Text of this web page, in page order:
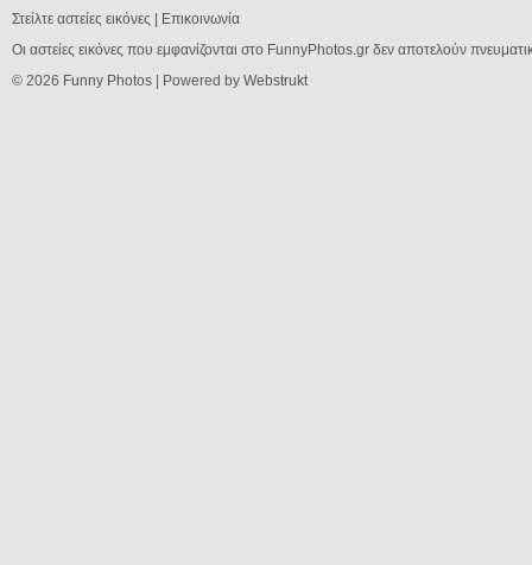
Στείλτε αστείες εικόνες
Επικοινωνία
Οι αστείες εικόνες που εμφανίζονται στο FunnyPhotos.gr δεν αποτελούν
© 2026 Funny Photos | Powered by Webstrukt